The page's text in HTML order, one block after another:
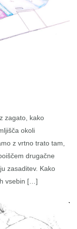
zagato, kako
okoli
z vrtno trato tam,
drugačne
zasaditev. Kako
vsebin […]